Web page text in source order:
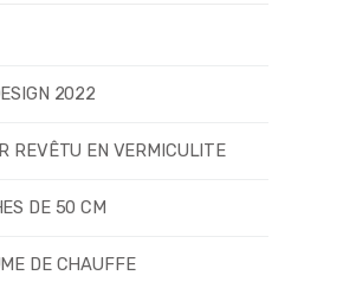
2022
REVÊTU EN VERMICULITE
DE 50 CM
DE CHAUFFE